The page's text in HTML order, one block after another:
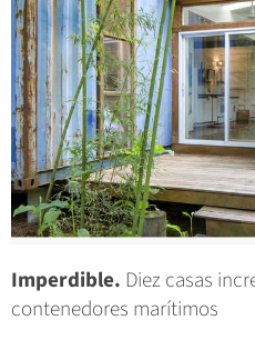
Imperdible. Diez casas
contenedores marítimos